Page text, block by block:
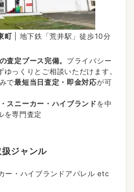
町| 地下鉄「荒井駅」徒歩10分
査定ブース完備。 プライバシー
っくりとご相談いただけます。
で最短当日査定・即金対応が可
スニーカー・ハイブランドを中
を専門査定
扱ジャンル
ー・ハイブランドアパレル etc